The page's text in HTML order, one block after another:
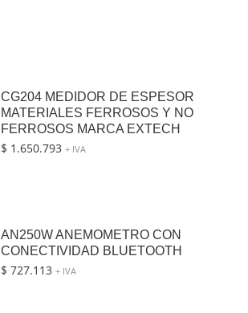
CG204 MEDIDOR DE ESPESOR
MATERIALES FERROSOS Y NO
FERROSOS MARCA EXTECH
$ 1.650.793 + IVA
AN250W ANEMOMETRO CON
CONECTIVIDAD BLUETOOTH
$ 727.113 + IVA